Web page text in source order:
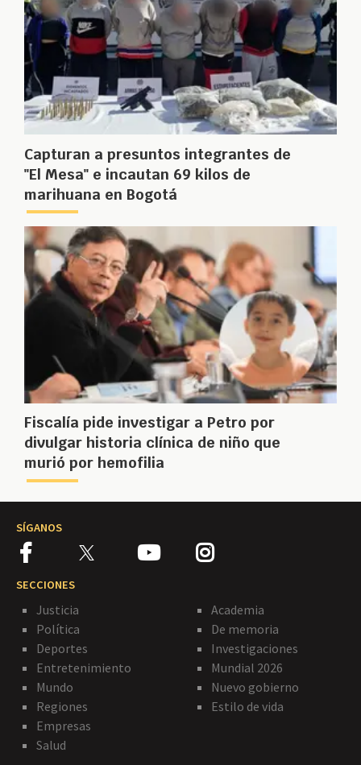
Capturan a presuntos integrantes de
"El Mesa" e incautan 69 kilos de
marihuana en Bogotá
Fiscalía pide investigar a Petro por
divulgar historia clínica de niño que
murió por hemofilia
SÍGANOS
SECCIONES
Justicia
Política
Deportes
Entretenimiento
Mundo
Regiones
Empresas
Salud
Academia
De memoria
Investigaciones
Mundial 2026
Nuevo gobierno
Estilo de vida